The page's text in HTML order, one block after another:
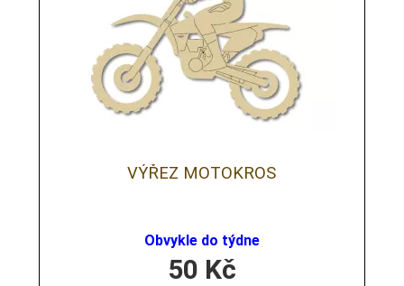
VÝŘEZ MOTOKROS
Obvykle do týdne
50 Kč